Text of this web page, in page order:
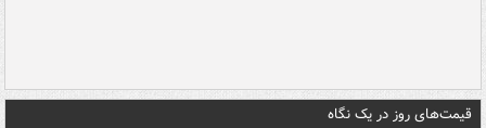
قیمت‌های روز در یک نگاه